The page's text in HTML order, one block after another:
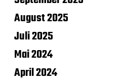
August 2025
Juli 2025
Mai 2024
April 2024